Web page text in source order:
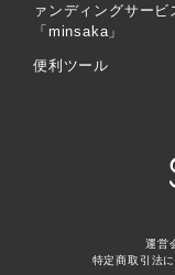
ァンディングサービ
「minsaka」
便利ツール
運営
特定商取引法